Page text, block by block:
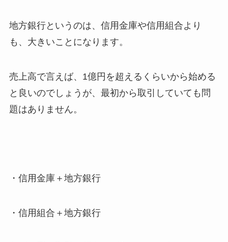
地方銀行というのは、信用金庫や信用組合より
も、大きいことになります。
売上高で言えば、1億円を超えるくらいから始める
と良いのでしょうが、最初から取引していても問
題はありません。
・信用金庫＋地方銀行
・信用組合＋地方銀行